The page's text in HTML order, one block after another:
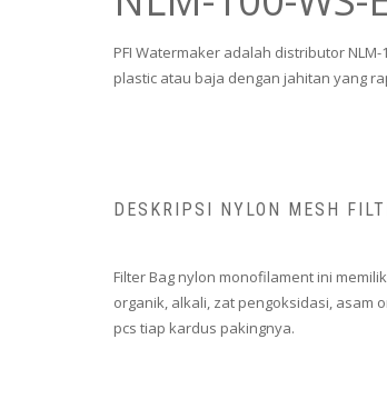
PFI Watermaker adalah distributor
plastic atau baja dengan jahitan yang
DESKRIPSI NYLON MESH
Filter Bag nylon monofilament ini
organik, alkali, zat pengoksidasi, asam
pcs tiap kardus pakingnya.